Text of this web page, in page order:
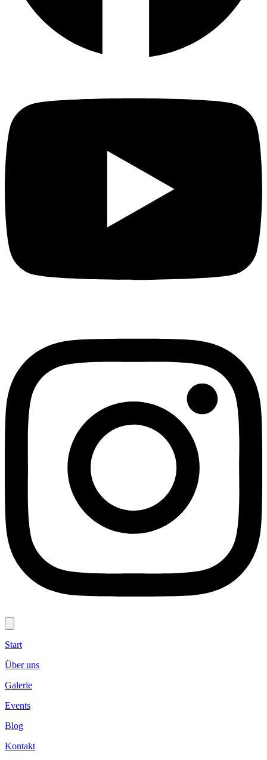
Start
Über uns
Galerie
Events
Blog
Kontakt